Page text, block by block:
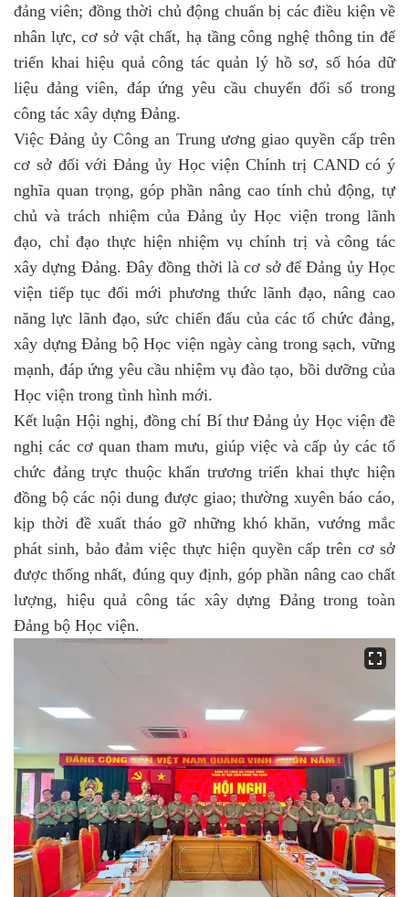
đảng viên; đồng thời chủ động chuẩn bị các điều kiện về
nhân lực, cơ sở vật chất, hạ tầng công nghệ thông tin để
triển khai hiệu quả công tác quản lý hồ sơ, số hóa dữ
liệu đảng viên, đáp ứng yêu cầu chuyển đổi số trong
công tác xây dựng Đảng.
Việc Đảng ủy Công an Trung ương giao quyền cấp trên
cơ sở đối với Đảng ủy Học viện Chính trị CAND có ý
nghĩa quan trọng, góp phần nâng cao tính chủ động, tự
chủ và trách nhiệm của Đảng ủy Học viện trong lãnh
đạo, chỉ đạo thực hiện nhiệm vụ chính trị và công tác
xây dựng Đảng. Đây đồng thời là cơ sở để Đảng ủy Học
viện tiếp tục đổi mới phương thức lãnh đạo, nâng cao
năng lực lãnh đạo, sức chiến đấu của các tổ chức đảng,
xây dựng Đảng bộ Học viện ngày càng trong sạch, vững
mạnh, đáp ứng yêu cầu nhiệm vụ đào tạo, bồi dưỡng của
Học viện trong tình hình mới.
Kết luận Hội nghị, đồng chí Bí thư Đảng ủy Học viện đề
nghị các cơ quan tham mưu, giúp việc và cấp ủy các tổ
chức đảng trực thuộc khẩn trương triển khai thực hiện
đồng bộ các nội dung được giao; thường xuyên báo cáo,
kịp thời đề xuất tháo gỡ những khó khăn, vướng mắc
phát sinh, bảo đảm việc thực hiện quyền cấp trên cơ sở
được thống nhất, đúng quy định, góp phần nâng cao chất
lượng, hiệu quả công tác xây dựng Đảng trong toàn
Đảng bộ Học viện.